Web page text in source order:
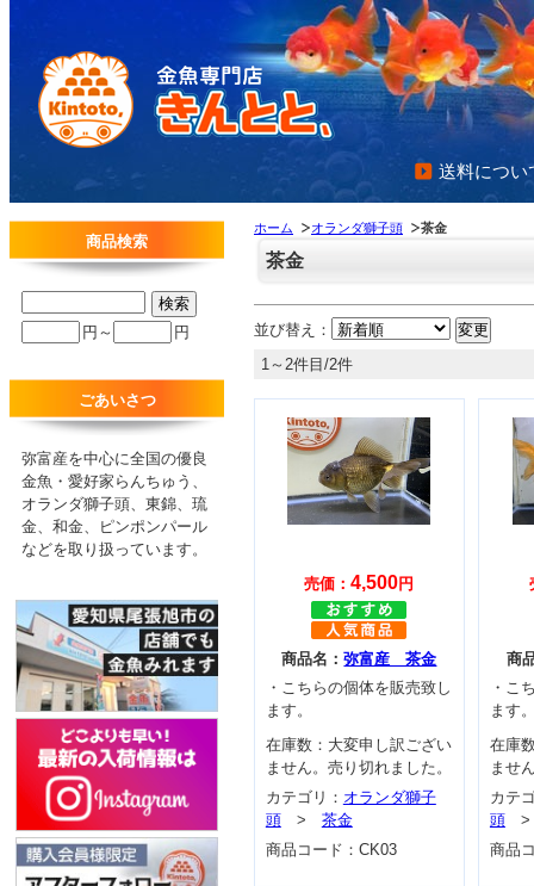
送料につい
ホーム オランダ獅子頭 茶金
茶金
並び替え：
1～2件目/2件
売価：4,500円
商品名：弥富産 茶金
・こちらの個体を販売致し
ます。
在庫数： 大変申し訳ござい
ません。売り切れました。
カテゴリ： オランダ獅子
頭> 茶金
商品コード： CK03
商
・こ
ます
在庫
ませ
カテ
頭
商品
商品検索
円～ 円
ごあいさつ
弥富産を中心に全国の優良
金魚・愛好家らんちゅう、
オランダ獅子頭、東錦、琉
金、和金、ピンポンパール
などを取り扱っています。